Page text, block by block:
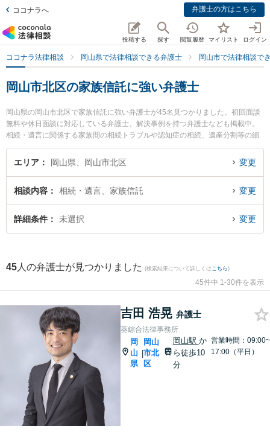
ココナラへ 弁護士の方はこちら
投稿する 探す 閲覧履歴 マイリスト ログイン
ココナラ法律相談 岡山県で法律相談できる弁護士 岡山市で法律相談で
岡山市北区の家族信託に強い弁護士
岡山県の岡山市北区で家族信託に強い弁護士が45名見つかりました。初回面談
無料や休日面談に対応している弁護士、解決事例を持つ弁護士なども掲載中。
相続・遺言に関係する家族間の相続トラブルや認知症の相続、遺産分割等の細
かな分野での絞り込み検索もでき便利です。特に葵綜合法律事務所の吉田 浩晃
弁護士や葵綜合法律事務所の新名 信介弁護士、三宅法律事務所の三宅 遼太郎弁
たい』『家族信託のトラブル解決の実績豊富な近くの弁護士を検索したい』
『初回相談無料で家族信託を法律相談できる岡山市北区内の弁護士に相談予約
したい』などでお困りの相談者さんにおすすめです。
エリア 岡山県、岡山市北区 変更
相談内容 相続・遺言、家族信託 変更
詳細条件 未選択 変更
45 人の弁護士が見つかりました (検索結果について詳しくは こちら)
45件中 1-30件を表示
吉田 浩晃 弁護士
葵綜合法律事務所
岡
山
県
|
岡山
市北
区
岡山駅 か
ら徒歩10
分
営業時間：09:00~
17:00（平日）